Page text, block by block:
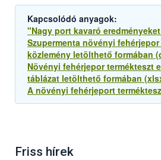
Kapcsolódó anyagok:
"Nagy port kavaró
Szupermenta növényi
közlemény letölthető formában
Növényi fehérjepor termékteszt
táblázat letölthető formában
A növényi fehérjeport
Friss hírek